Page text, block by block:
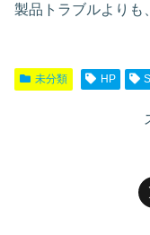
製品トラブルよりも
未分類 HP